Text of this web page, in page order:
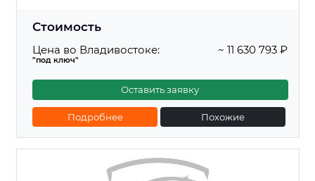
Стоимость
Цена во Владивостоке:
"под ключ"
~ 11 630 793 ₽
Оставить заявку
Подробнее Похожие